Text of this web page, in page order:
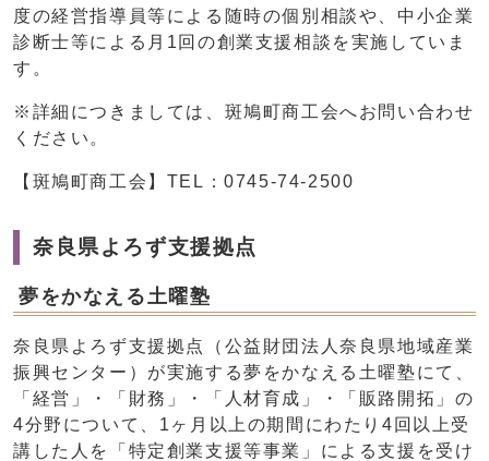
度の経営指導員等による随時の個別相談や、中小企業
診断士等による月1回の創業支援相談を実施していま
す。
※詳細につきましては、斑鳩町商工会へお問い合わせ
ください。
【斑鳩町商工会】TEL：0745-74-2500
奈良県よろず支援拠点
夢をかなえる土曜塾
奈良県よろず支援拠点（公益財団法人奈良県地域産業
振興センター）が実施する夢をかなえる土曜塾にて、
「経営」・「財務」・「人材育成」・「販路開拓」の
4分野について、1ヶ月以上の期間にわたり4回以上受
講した人を「特定創業支援等事業」による支援を受け